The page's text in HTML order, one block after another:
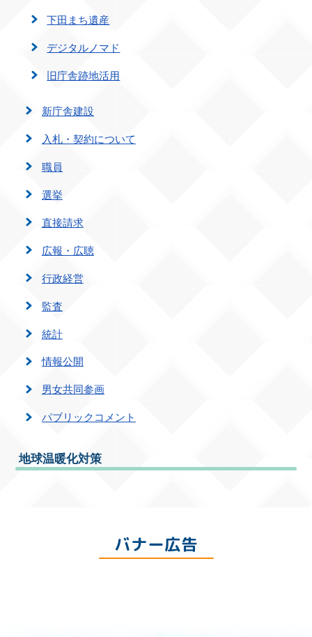
下田まち遺産
デジタルノマド
旧庁舎跡地活用
新庁舎建設
入札・契約について
職員
選挙
直接請求
広報・広聴
行政経営
監査
統計
情報公開
男女共同参画
パブリックコメント
地球温暖化対策
バナー広告